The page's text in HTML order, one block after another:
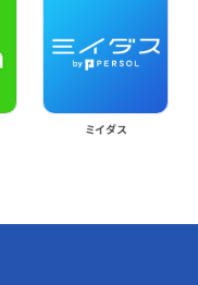
ミイダス